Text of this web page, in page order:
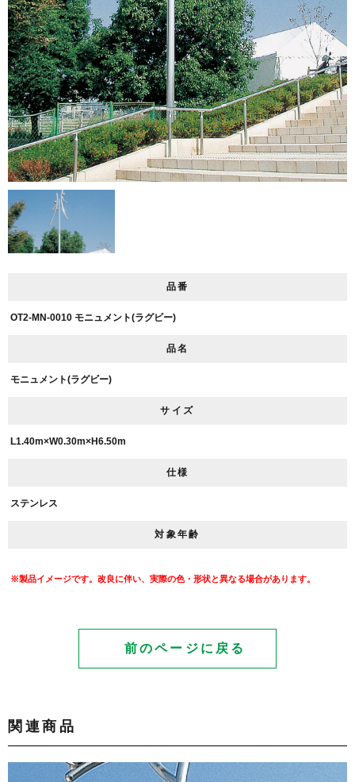
品番
OT2-MN-0010 モニュメント(ラグビー)
品名
モニュメント(ラグビー)
サイズ
L1.40m×W0.30m×H6.50m
仕様
ステンレス
対象年齢
※製品イメージです。改良に伴い、実際の色・形状と異なる場合があります。
前のページに戻る
関連商品